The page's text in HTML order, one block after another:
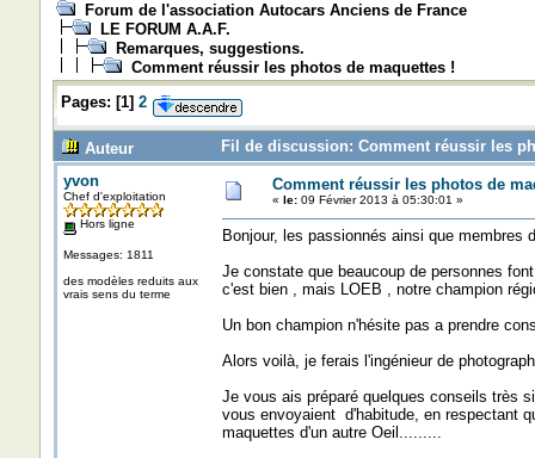
Forum de l'association Autocars Anciens de France
LE FORUM A.A.F.
Remarques, suggestions.
Comment réussir les photos de maquettes !
Pages: [1] 2
Auteur
Fil de discussion: Comment réussir les
yvon
Chef d'exploitation
Hors ligne
Messages: 1811
des modèles reduits aux
vrais sens du terme
Comment réussir les photos de
« le:09 Février 2013 à 05:30:01 »
Bonjour, les passionnés ainsi que membres
Je constate que beaucoup de personnes
c'est bien , mais LOEB , notre champion
Un bon champion n'hésite pas a prendre
Alors voilà, je ferais l'ingénieur de
Je vous ais préparé quelques conseils très
vous envoyaient d'habitude, en respectant
maquettes d'un autre Oeil.........